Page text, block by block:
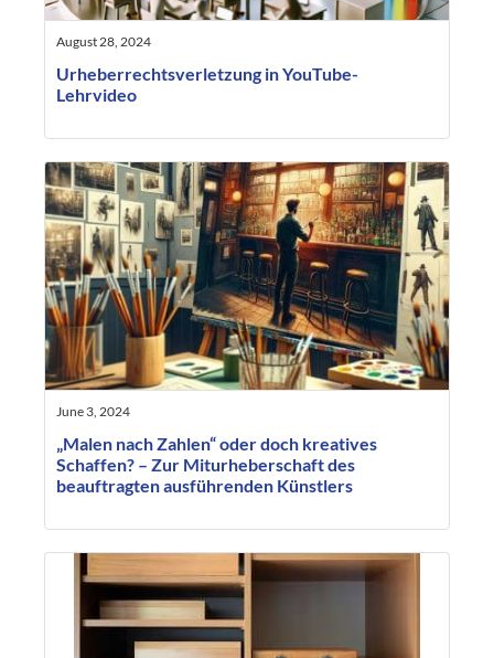
August 28, 2024
Urheberrechtsverletzung in YouTube-
Lehrvideo
June 3, 2024
„Malen nach Zahlen“ oder doch kreatives
Schaffen? – Zur Miturheberschaft des
beauftragten ausführenden Künstlers